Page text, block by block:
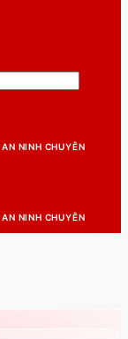
NINH CHUYÊN
NINH CHUYÊN